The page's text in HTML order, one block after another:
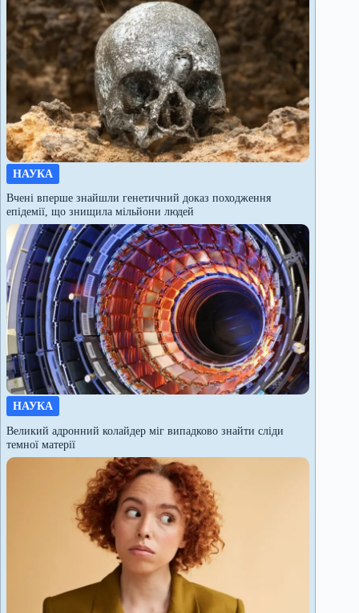
НАУКА
Вчені вперше знайшли генетичний доказ походження
епідемії, що знищила мільйони людей
НАУКА
Великий адронний колайдер міг випадково знайти сліди
темної матерії